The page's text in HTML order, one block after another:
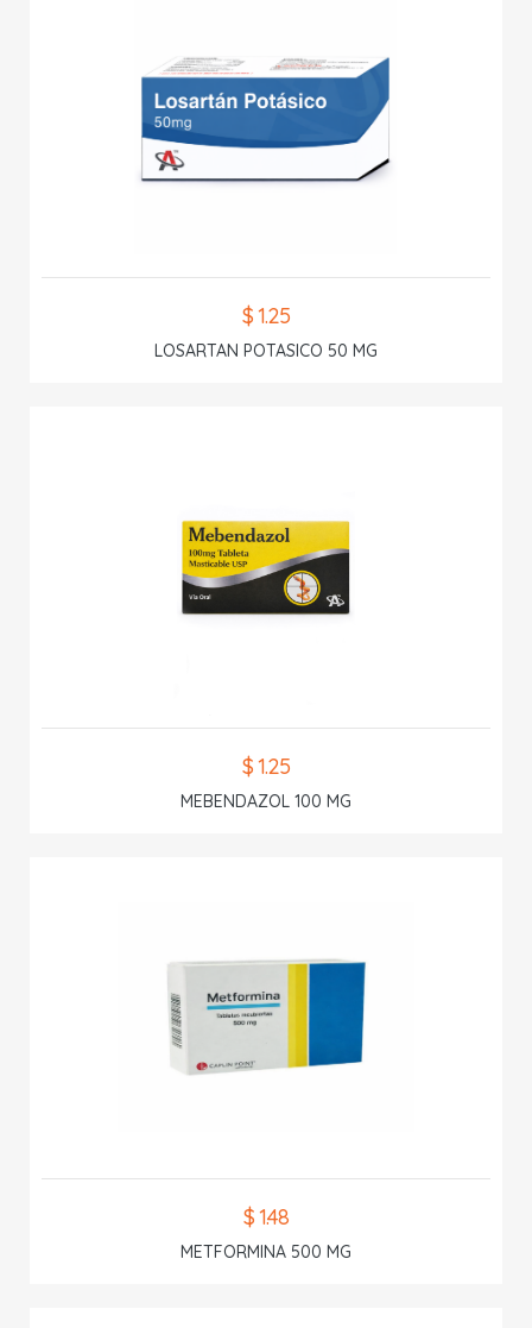
$ 1.25
LOSARTAN POTASICO 50 MG
$ 1.25
MEBENDAZOL 100 MG
$ 1.48
METFORMINA 500 MG